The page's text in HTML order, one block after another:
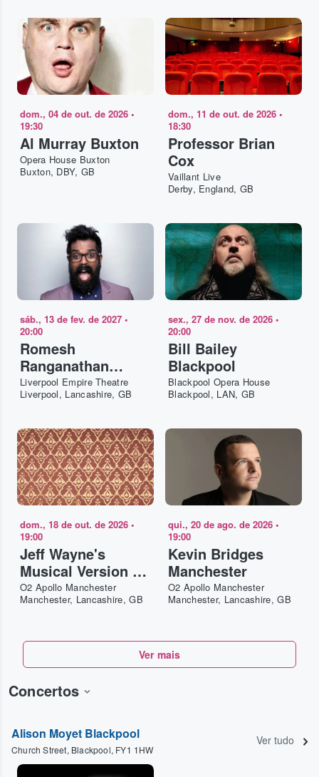
dom., 04 de out. de 2026 •
19:30
Al Murray Buxton
Opera House Buxton
Buxton, DBY, GB
dom., 11 de out. de 2026 •
18:30
Professor Brian
Cox
Vaillant Live
Derby, England, GB
sáb., 13 de fev. de 2027 •
20:00
Romesh
Ranganathan
Liverpool
Liverpool Empire Theatre
Liverpool, Lancashire, GB
sex., 27 de nov. de 2026 •
20:00
Bill Bailey
Blackpool
Blackpool Opera House
Blackpool, LAN, GB
dom., 18 de out. de 2026 •
19:00
Jeff Wayne's
Musical Version of
The War of The
Worlds Manchester
O2 Apollo Manchester
Manchester, Lancashire, GB
qui., 20 de ago. de 2026 •
19:00
Kevin Bridges
Manchester
O2 Apollo Manchester
Manchester, Lancashire, GB
Ver mais
Concertos
Alison Moyet Blackpool
Church Street, Blackpool, FY1 1HW
Ver tudo